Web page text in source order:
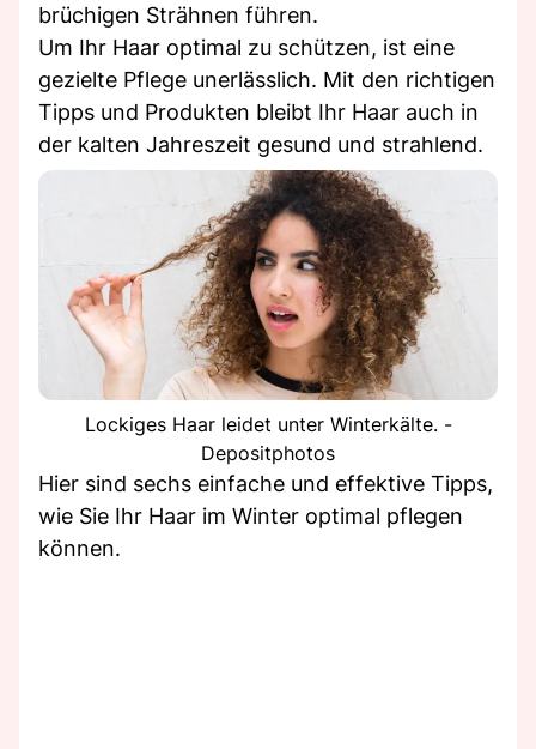
brüchigen Strähnen führen.
Um Ihr Haar optimal zu schützen, ist eine
gezielte Pflege unerlässlich. Mit den richtigen
Tipps und Produkten bleibt Ihr Haar auch in
der kalten Jahreszeit gesund und strahlend.
Lockiges Haar leidet unter Winterkälte. -
Depositphotos
Hier sind sechs einfache und effektive Tipps,
wie Sie Ihr Haar im Winter optimal pflegen
können.